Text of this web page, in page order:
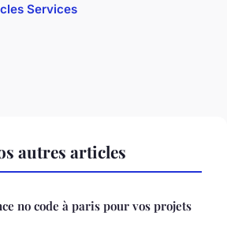
Services
autres articles
no code à paris pour vos projets